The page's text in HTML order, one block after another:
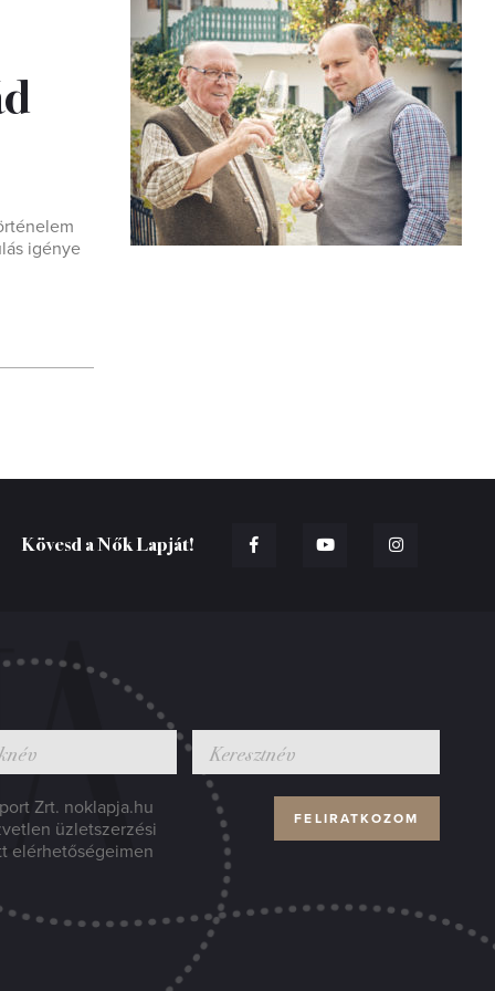
igénye
Kövesd a Nők Lapját!
Zrt. noklapja.hu
üzletszerzési
elérhetőségeimen